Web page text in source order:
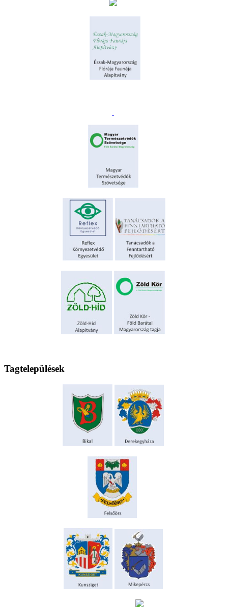
Tagtelepülések